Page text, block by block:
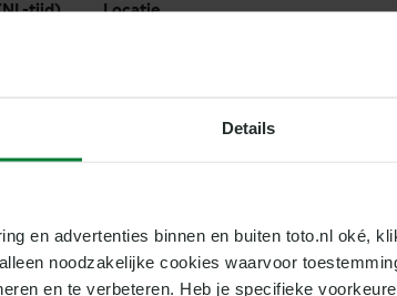
Details
en advertenties binnen en buiten toto.nl oké,
alleen noodzakelijke cookies waarvoor
en te verbeteren. Heb je specifieke
tijd) Locatie
ORDE